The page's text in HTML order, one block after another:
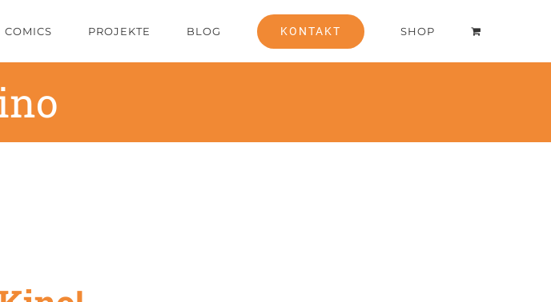
COMICS PROJEKTE BLOG KONTAKT SHOP